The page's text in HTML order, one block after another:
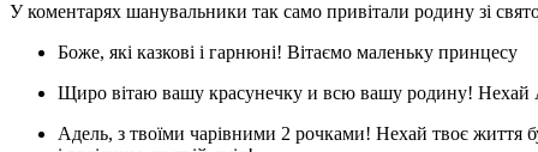
У коментарях шанувальники так само привітали родину зі
Боже, які казкові і гарнюні! Вітаємо маленьку принцесу
Щиро вітаю вашу красунечку и всю вашу родину!
Адель, з твоїми чарівними 2 рочками! Нехай твоє життя буде таким же яскравим, як кульки, солодким, як торт,